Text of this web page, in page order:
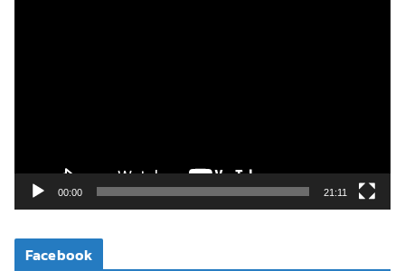
ดี
โ
00:00 21:11
Facebook